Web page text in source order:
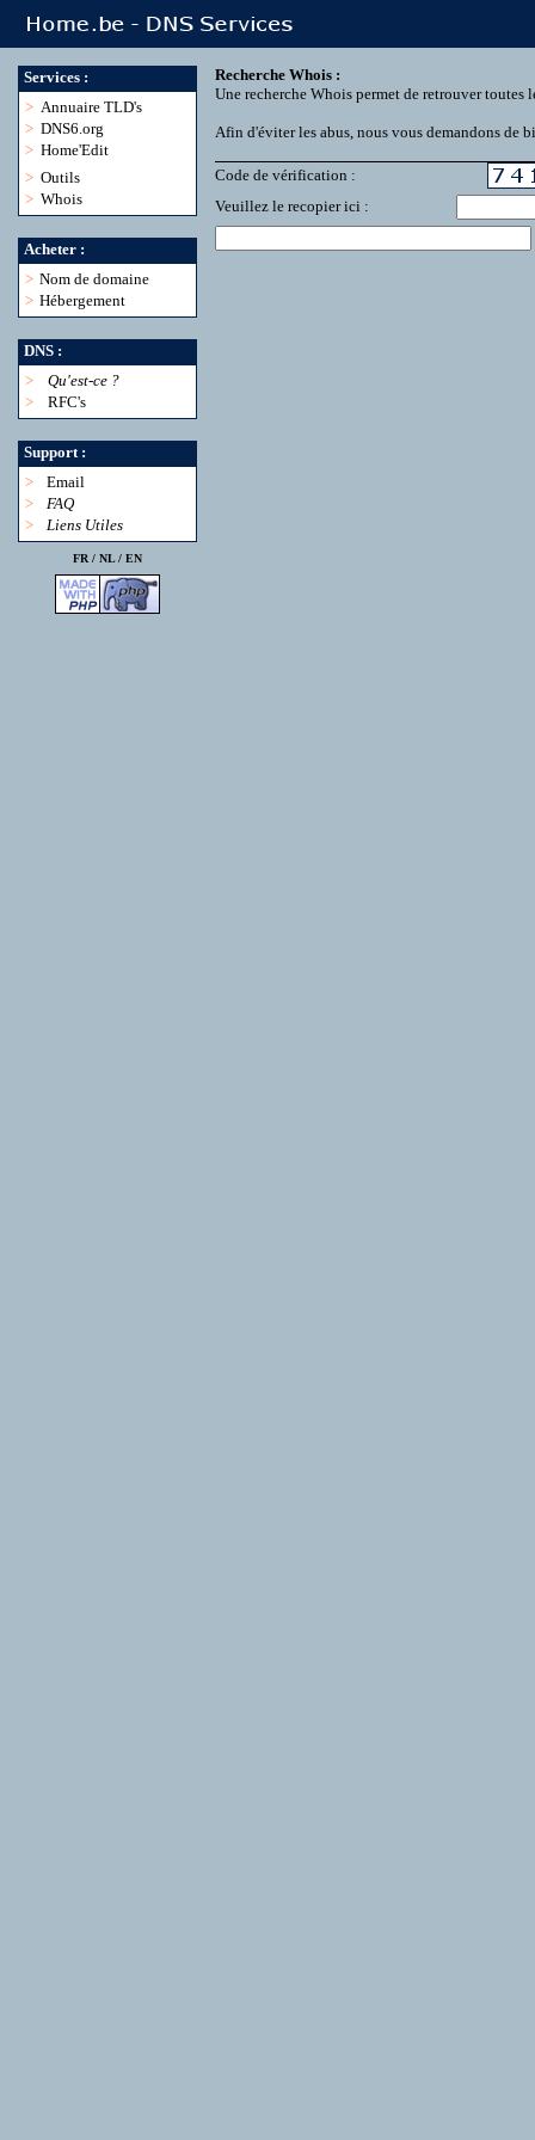
Services :
> Annuaire TLD's
> DNS6.org
> Home'Edit
> Outils
> Whois
Acheter :
> Nom de domaine
> Hébergement
DNS :
>
Qu'est-ce ?
>
RFC's
Support :
>
Email
>
FAQ
>
Liens Utiles
FR / NL/ EN
Recherche Whois :
Une recherche Whois permet de retrouver
Afin d'éviter les abus, nous vous demandons de
Code de vérification :
Veuillez le recopier ici :